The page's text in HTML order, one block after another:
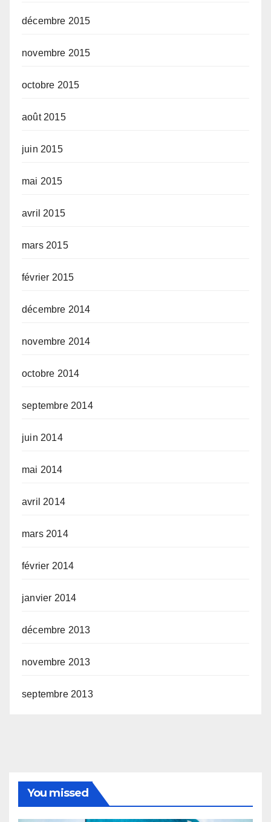
décembre 2015
novembre 2015
octobre 2015
août 2015
juin 2015
mai 2015
avril 2015
mars 2015
février 2015
décembre 2014
novembre 2014
octobre 2014
septembre 2014
juin 2014
mai 2014
avril 2014
mars 2014
février 2014
janvier 2014
décembre 2013
novembre 2013
septembre 2013
You missed